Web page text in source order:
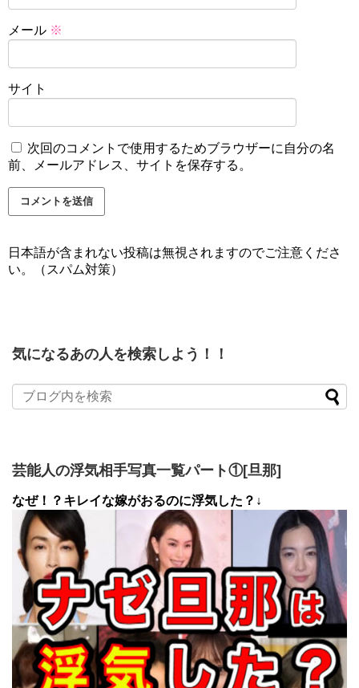
メール ※
サイト
次回のコメントで使用するためブラウザーに自分の名
前、メールアドレス、サイトを保存する。
日本語が含まれない投稿は無視されますのでご注意くださ
い。（スパム対策）
気になるあの人を検索しよう！！
芸能人の浮気相手写真一覧パート①[旦那]
なぜ！？キレイな嫁がおるのに浮気した？↓